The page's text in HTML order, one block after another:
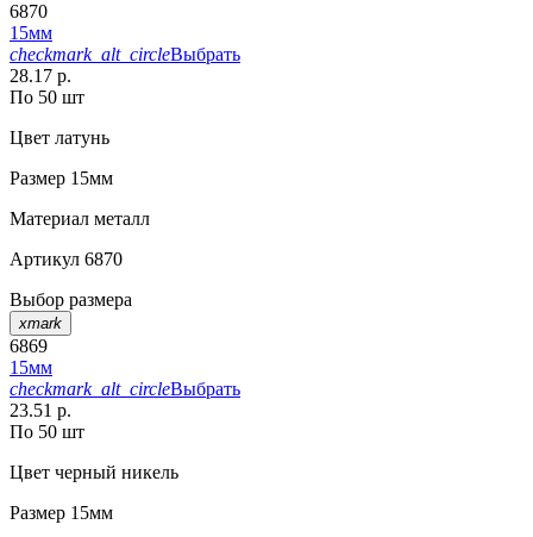
6870
15мм
checkmark_alt_circleВыбрать
28.17 р.
По 50 шт
Цвет латунь
Размер 15мм
Материал металл
Артикул 6870
Выбор размера
xmark
6869
15мм
checkmark_alt_circleВыбрать
23.51 р.
По 50 шт
Цвет черный никель
Размер 15мм